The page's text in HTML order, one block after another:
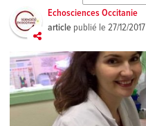
Echosciences Occitanie
article publié le27/12/2017